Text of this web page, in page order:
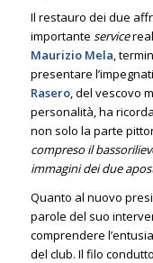
Il restauro dei due
importante service
Maurizio Mela,
presentare
Rasero, del vescovo
personalità, ha
non solo la parte
compreso il
immagini dei due
Quanto al nuovo
parole del suo
comprendere
del club. Il filo